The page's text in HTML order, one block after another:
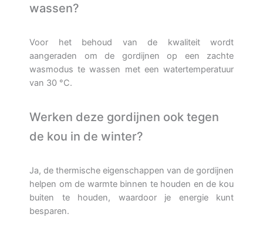
wassen?
Voor het behoud van de kwaliteit wordt
aangeraden om de gordijnen op een zachte
wasmodus te wassen met een watertemperatuur
van 30 °C.
Werken deze gordijnen ook tegen
de kou in de winter?
Ja, de thermische eigenschappen van de gordijnen
helpen om de warmte binnen te houden en de kou
buiten te houden, waardoor je energie kunt
besparen.